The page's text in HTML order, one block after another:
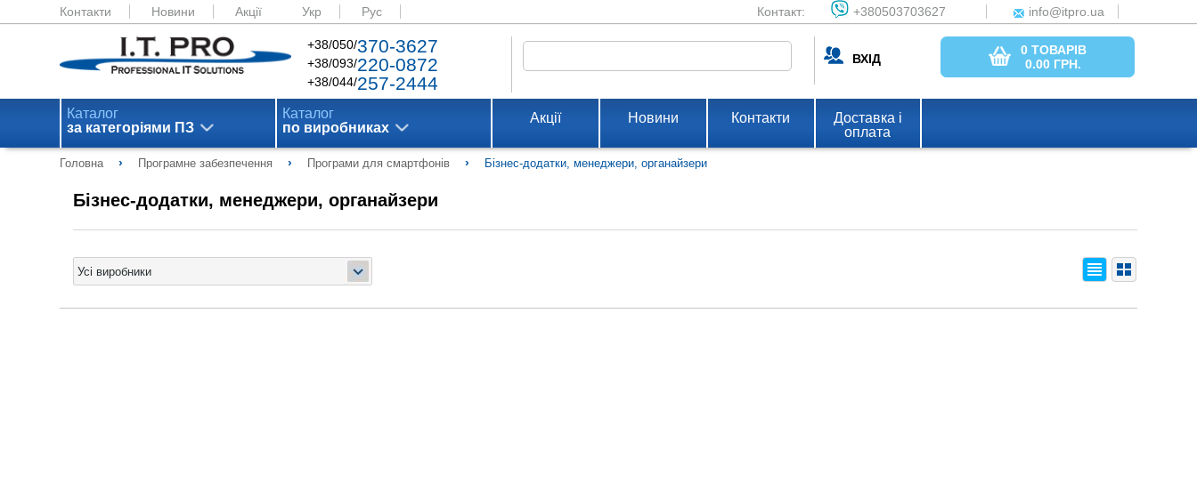
Контакти Новини Акції Укр Рус Контакт: +380503703627 info@itpro.ua
+38/050/370-3627
+38/093/220-0872
+38/044/257-2444
ВХІД
0 ТОВАРІВ
0.00 ГРН.
Каталог
за категоріями ПЗ
Каталог
по виробниках
Акції Новини Контакти
Доставка і
оплата
Головна › Програмне забезпечення › Програми для смартфонів › Бізнес-додатки, менеджери, органайзери
Бізнес-додатки, менеджери, органайзери